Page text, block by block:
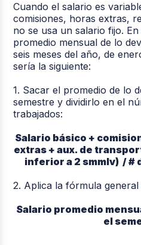
Cuando el salario es
comisiones, horas extras,
no se usa un salario fijo.
promedio mensual de lo
seis meses del año, de
sería la siguiente:
1. Sacar el promedio de lo
semestre y dividirlo en el
trabajados:
Salario básico +
extras + aux. de
inferior a 2 smmlv) / #
2. Aplica la fórmula
Salario promedio
el